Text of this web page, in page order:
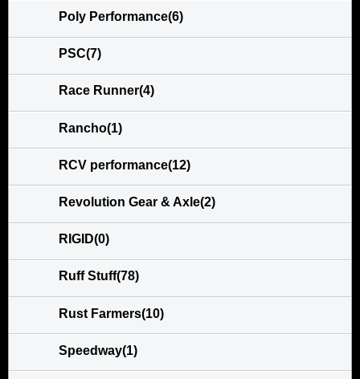
Poly Performance(6)
PSC(7)
Race Runner(4)
Rancho(1)
RCV performance(12)
Revolution Gear & Axle(2)
RIGID(0)
Ruff Stuff(78)
Rust Farmers(10)
Speedway(1)